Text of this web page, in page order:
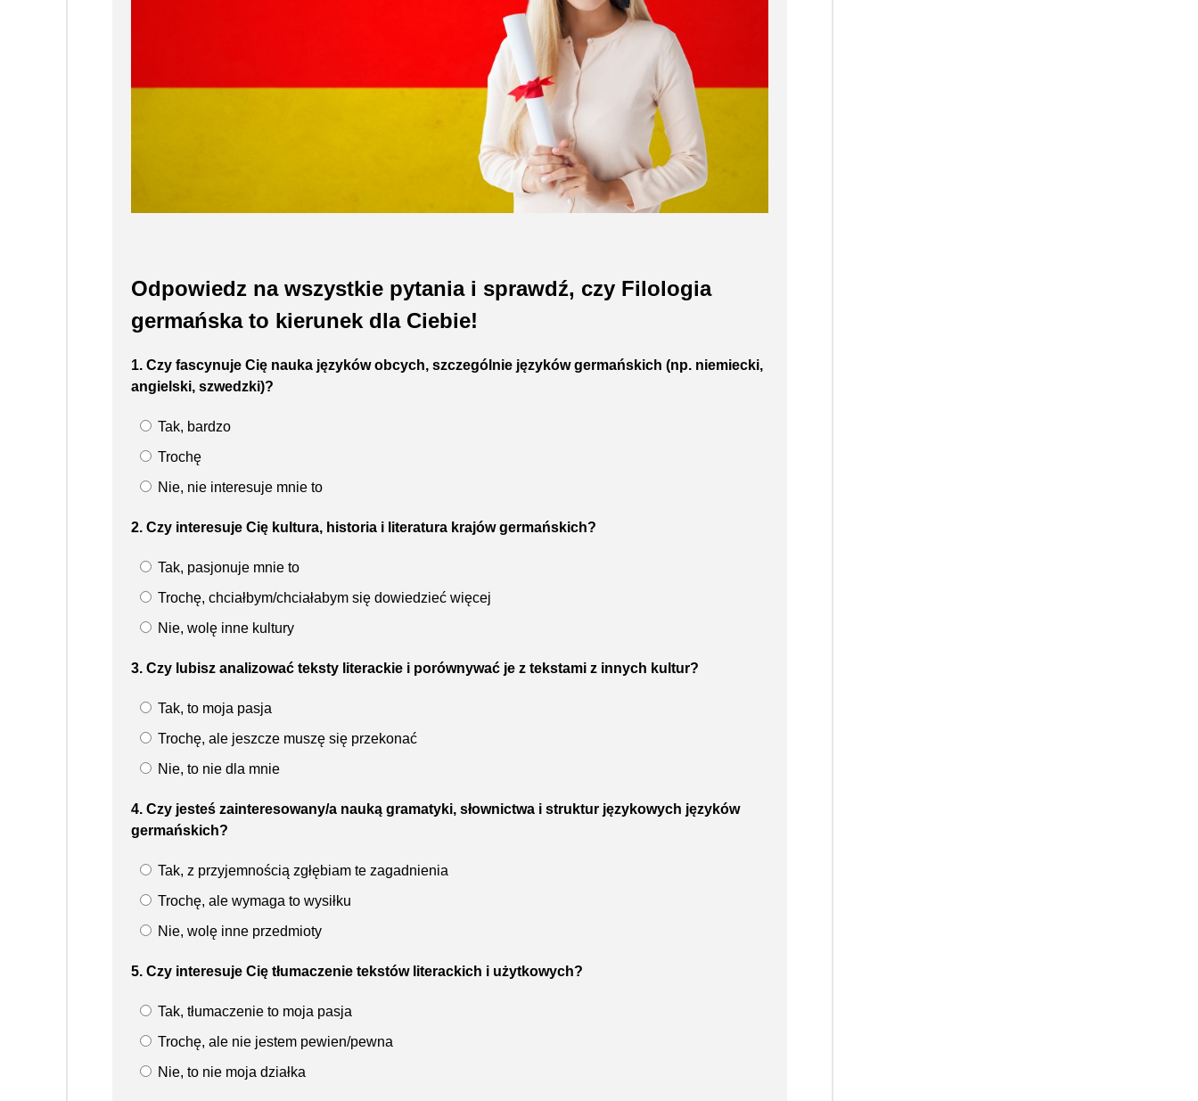
Odpowiedz na wszystkie pytania i sprawdź, czy Filologia
germańska to kierunek dla Ciebie!
1. Czy fascynuje Cię nauka języków obcych, szczególnie języków germańskich (np. niemiecki,
angielski, szwedzki)?
Tak, bardzo
Trochę
Nie, nie interesuje mnie to
2. Czy interesuje Cię kultura, historia i literatura krajów germańskich?
Tak, pasjonuje mnie to
Trochę, chciałbym/chciałabym się dowiedzieć więcej
Nie, wolę inne kultury
3. Czy lubisz analizować teksty literackie i porównywać je z tekstami z innych kultur?
Tak, to moja pasja
Trochę, ale jeszcze muszę się przekonać
Nie, to nie dla mnie
4. Czy jesteś zainteresowany/a nauką gramatyki, słownictwa i struktur językowych języków
germańskich?
Tak, z przyjemnością zgłębiam te zagadnienia
Trochę, ale wymaga to wysiłku
Nie, wolę inne przedmioty
5. Czy interesuje Cię tłumaczenie tekstów literackich i użytkowych?
Tak, tłumaczenie to moja pasja
Trochę, ale nie jestem pewien/pewna
Nie, to nie moja działka